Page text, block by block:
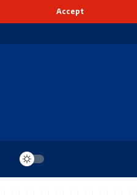
Accept